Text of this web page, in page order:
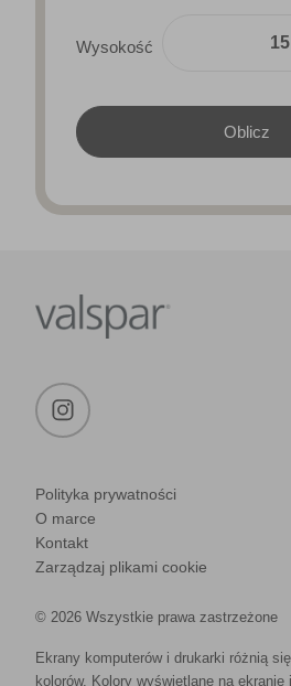
Wysokość
Polityka prywatności
O marce
Kontakt
Zarządzaj plikami cookie
© 2026 Wszystkie prawa zastrzeżone
Ekrany komputerów i drukarki różnią
kolorów. Kolory wyświetlane na